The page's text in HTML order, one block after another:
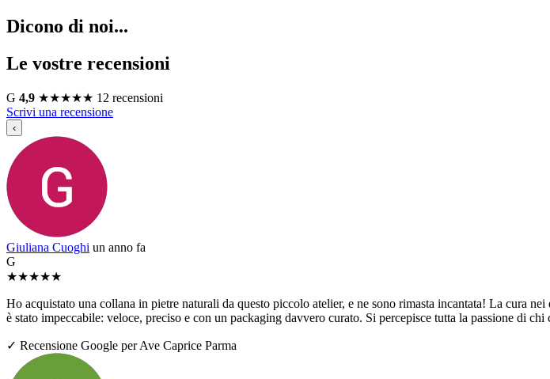
Dicono di noi...
Le vostre recensioni
G 4,9 ★★★★★ 12 recensioni
Scrivi una recensione
‹
Giuliana Cuoghi un anno fa
G
★★★★★
Ho acquistato una collana in pietre naturali da questo piccolo atelier, e ne sono rimasta incantata! La cura
è stato impeccabile: veloce, preciso e con un packaging davvero curato. Si percepisce tutta la passione di
✓ Recensione Google per Ave Caprice Parma